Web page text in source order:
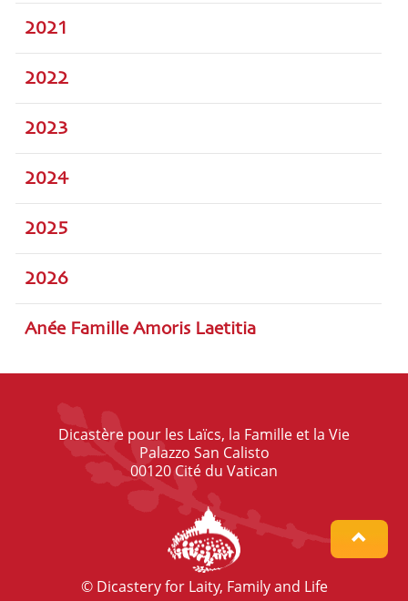
2021
2022
2023
2024
2025
2026
Anée Famille Amoris Laetitia
Dicastère pour les Laïcs, la Famille et la Vie
Palazzo San Calisto
00120 Cité du Vatican
© Dicastery for Laity, Family and Life